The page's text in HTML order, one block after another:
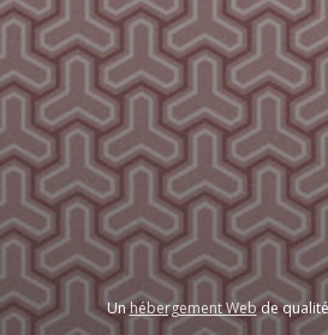
Unhébergement Webde